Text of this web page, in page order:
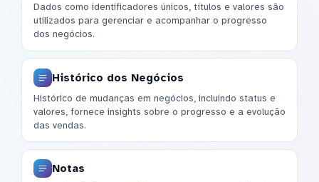
Dados como identificadores únicos, títulos e valores são
utilizados para gerenciar e acompanhar o progresso
dos negócios.
Histórico dos Negócios
Histórico de mudanças em negócios, incluindo status e
valores, fornece insights sobre o progresso e a evolução
das vendas.
Notas